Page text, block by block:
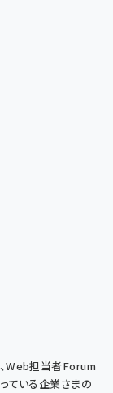
Web担当者Forum
ている企業さまの